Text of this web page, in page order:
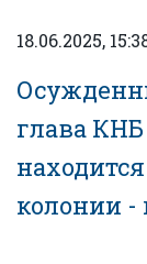
18.06.2025,
глава
колонии